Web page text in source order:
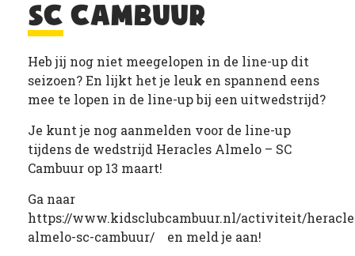
SC CAMBUUR
Heb jij nog niet meegelopen in de line-up dit
seizoen? En lijkt het je leuk en spannend eens
mee te lopen in de line-up bij een uitwedstrijd?
Je kunt je nog aanmelden voor de line-up
tijdens de wedstrijd Heracles Almelo – SC
Cambuur op 13 maart!
Ga naar
https://www.kidsclubcambuur.nl/activiteit/
almelo-sc-cambuur/ en meld je aan!